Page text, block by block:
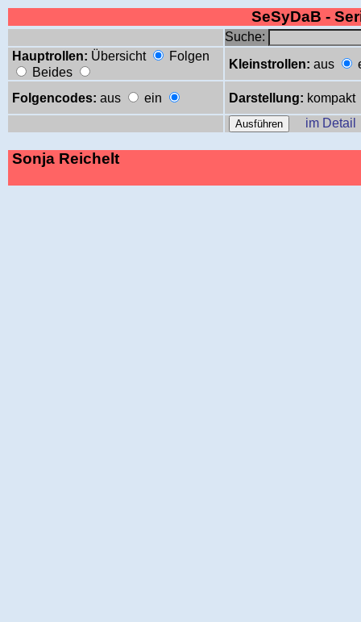
SeSyDaB -
Suche:
Hauptrollen: Übersicht
Folgen
Beides
Kleinstrollen: aus
Folgencodes: aus ein Darstellung: kompakt
im Detail
Sonja Reichelt